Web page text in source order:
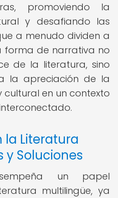
promoviendo la
y desafiando las
a menudo dividen a
forma de narrativa no
de la literatura, sino
la apreciación de la
en un contexto
la Literatura
y Soluciones
un papel
multilingüe, ya